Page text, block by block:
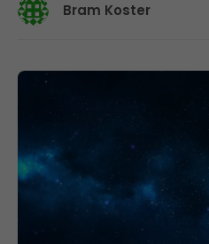
Bram Koster